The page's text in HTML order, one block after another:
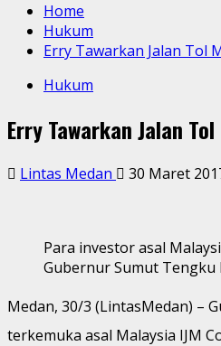
Home
Hukum
Erry Tawarkan Jalan Tol
Hukum
Erry Tawarkan Jalan
Lintas Medan 30 Maret
Para investor asal
Gubernur Sumut Tengku
Medan, 30/3 (LintasMedan) –
terkemuka asal Malaysia IJM